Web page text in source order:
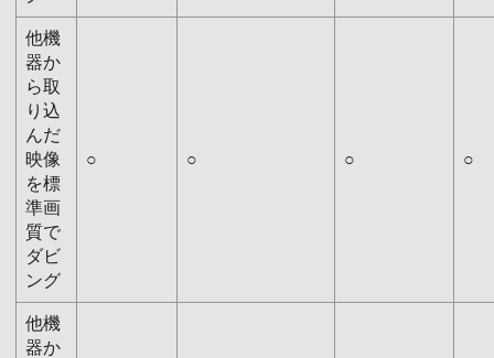
他機
器か
ら取
り込
んだ
映像
を標
準画
質で
ダビ
ング
○ ○ ○ ○
他機
器か